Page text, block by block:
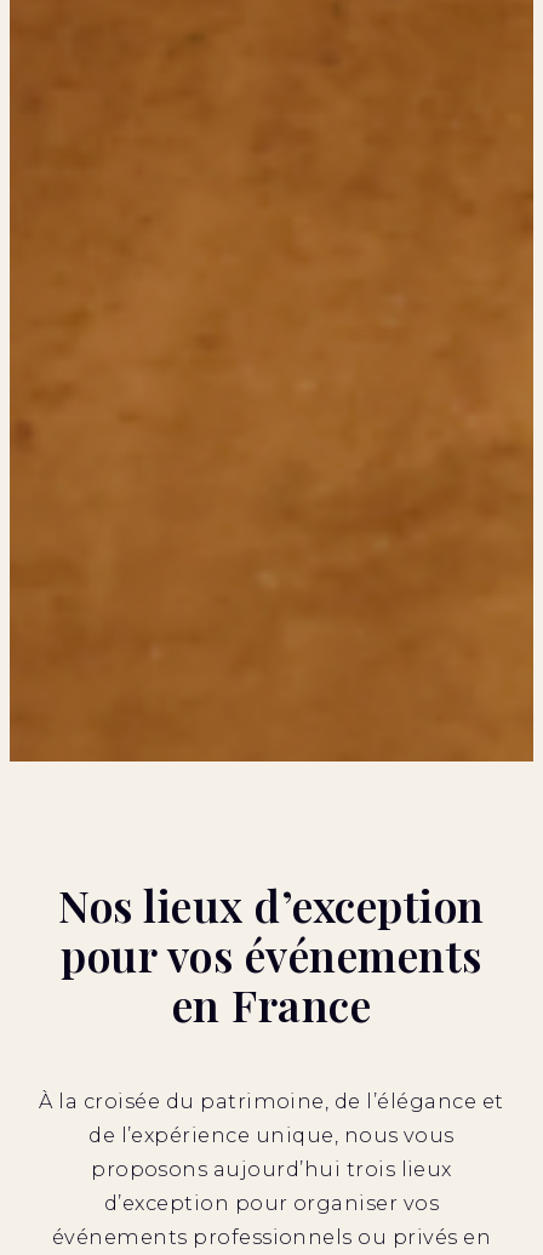
Nos lieux d’exception
pour vos événements
en France
À la croisée du patrimoine, de l’élégance et
de l’expérience unique, nous vous
proposons aujourd’hui trois lieux
d’exception pour organiser vos
événements professionnels ou privés en